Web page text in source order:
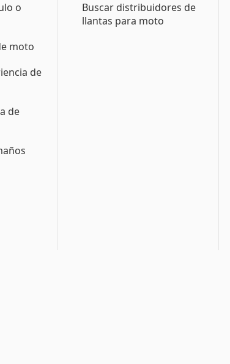
o
moto
de
de
Buscar distribuidores de
llantas para moto